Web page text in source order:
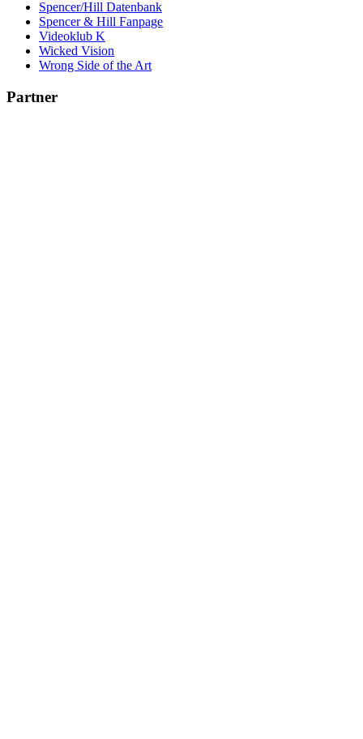
Spencer/Hill Datenbank
Spencer & Hill Fanpage
Videoklub K
Wicked Vision
Wrong Side of the Art
Partner